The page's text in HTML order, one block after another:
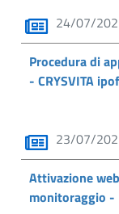
24/07/
Procedura di
- CRYSVITA
23/07/
Attivazione
monitoraggio -